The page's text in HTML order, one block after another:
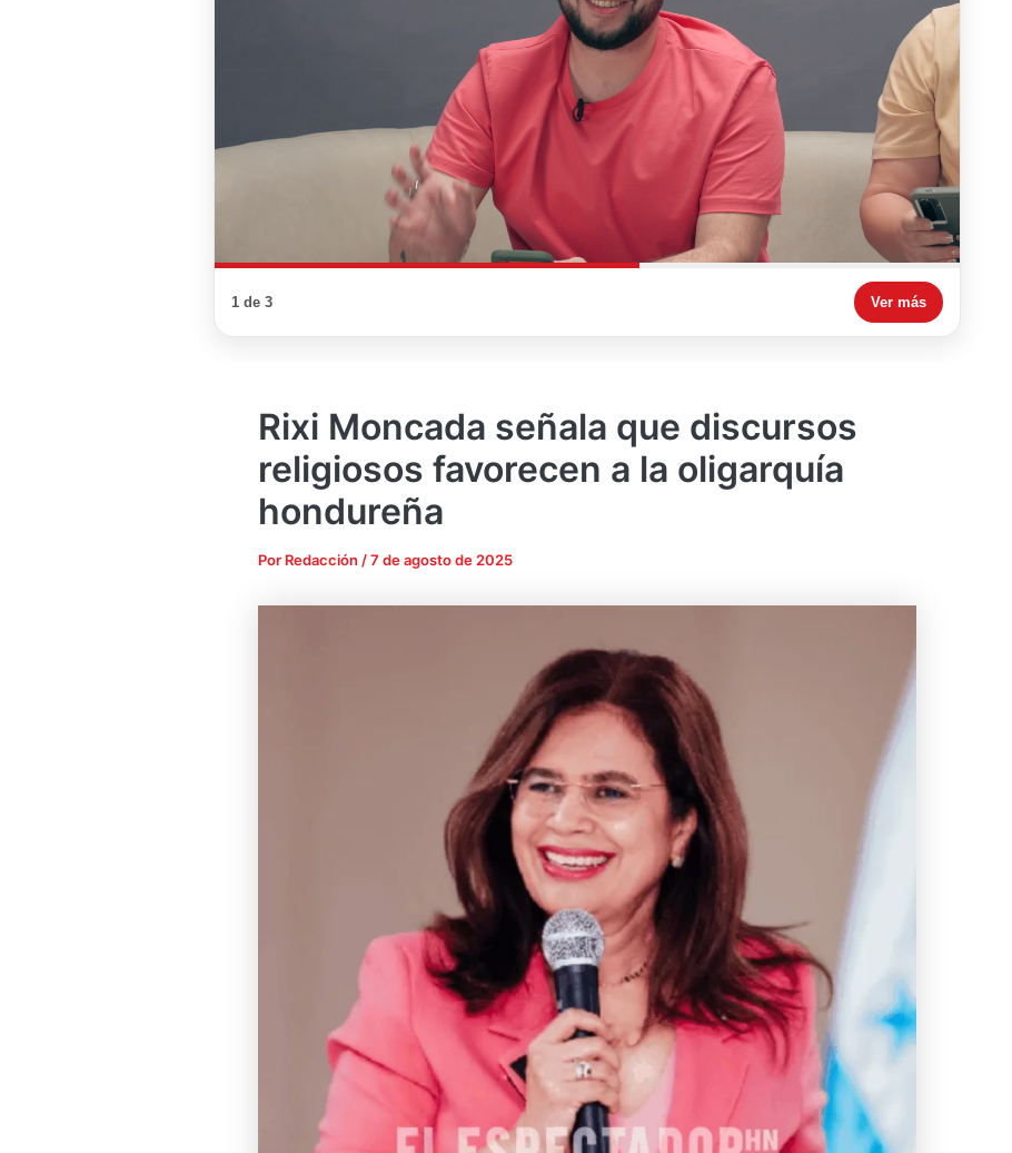
1 de 3 Ver más
Rixi Moncada señala que discursos
religiosos favorecen a la oligarquía
hondureña
Por Redacción /7 de agosto de 2025